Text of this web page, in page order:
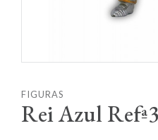
FIGURAS
Rei Azul